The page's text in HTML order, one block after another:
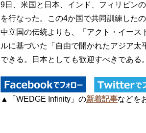
9日、米国と日本、インド、フィリピン
を行なった。この4か国で共同訓練した
中立国の伝統よりも、「アクト・イー
ルに基づいた「自由で開かれたアジア
できる。日本としても歓迎すべきである。
▲「WEDGE Infinity」の新着記事などを